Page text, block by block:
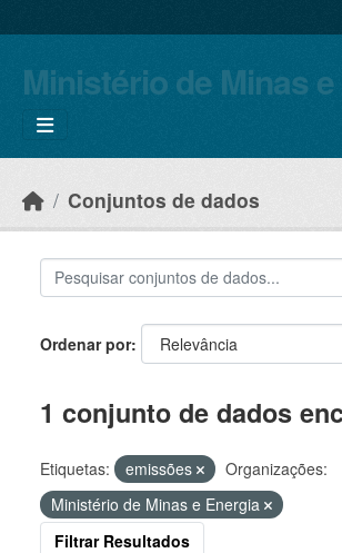
Ministério de Minas
Conjuntos de dados
Ordenar por
1 conjunto de dados
Etiquetas: emissões
Organizações:
Ministério de Minas e Energia
Filtrar Resultados